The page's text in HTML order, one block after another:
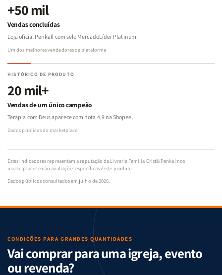
+50 mil
Vendas concluídas
Loja oficial Penkall com selo MercadoLíder Platinum.
Um dos melhores vendedores da plataforma
HISTÓRICO DE PRODUTO
20 mil+
Vendas de um único campeão
Terapia com Deus aparece com nota 4,9 na Shopee.
Dados públicos do marketplace
Estes indicadores representam a reputação da Livraria Família Cristã/Penkal nos
marketplaces e não avaliações específicas deste produto.
Dados públicos consultados em julho de 2026.
CONDIÇÕES PARA GRANDES QUANTIDADES
Vai comprar para uma igreja, evento
ou revenda?